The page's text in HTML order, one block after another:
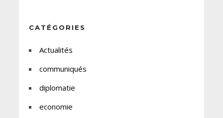
CATÉGORIES
Actualités
communiqués
diplomatie
economie